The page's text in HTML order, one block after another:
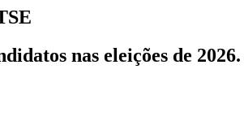
nas eleições de